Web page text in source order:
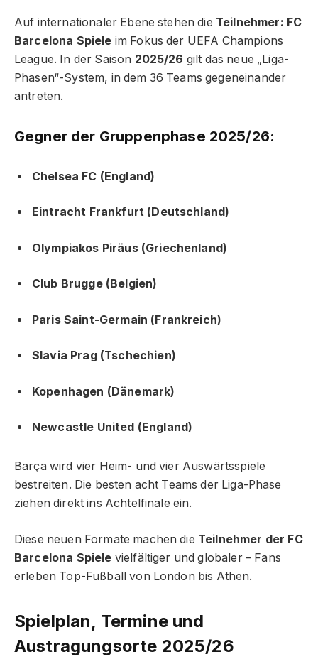
Auf internationaler Ebene stehen die Teilnehmer: FC
Barcelona Spiele im Fokus der UEFA Champions
League. In der Saison 2025/26 gilt das neue „Liga-
Phasen“-System, in dem 36 Teams gegeneinander
antreten.
Gegner der Gruppenphase 2025/26:
Chelsea FC (England)
Eintracht Frankfurt (Deutschland)
Olympiakos Piräus (Griechenland)
Club Brugge (Belgien)
Paris Saint-Germain (Frankreich)
Slavia Prag (Tschechien)
Kopenhagen (Dänemark)
Newcastle United (England)
Barça wird vier Heim- und vier Auswärtsspiele
bestreiten. Die besten acht Teams der Liga-Phase
ziehen direkt ins Achtelfinale ein.
Diese neuen Formate machen die Teilnehmer der FC
Barcelona Spiele vielfältiger und globaler – Fans
erleben Top-Fußball von London bis Athen.
Spielplan, Termine und
Austragungsorte 2025/26